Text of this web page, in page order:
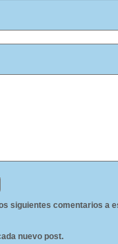
siguientes comentarios a
nuevo post.